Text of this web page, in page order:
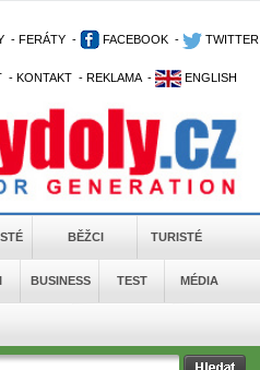
- FERÁTY - FACEBOOK - TWITTER
- KONTAKT - REKLAMA - ENGLISH
BĚŽCI TURISTÉ
BUSINESS TEST MÉDIA